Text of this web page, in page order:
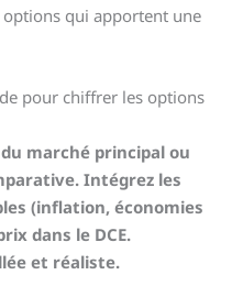
qui apportent une
pour chiffrer les options
marché principal ou
Intégrez les
(inflation, économies
dans le DCE.
et réaliste.